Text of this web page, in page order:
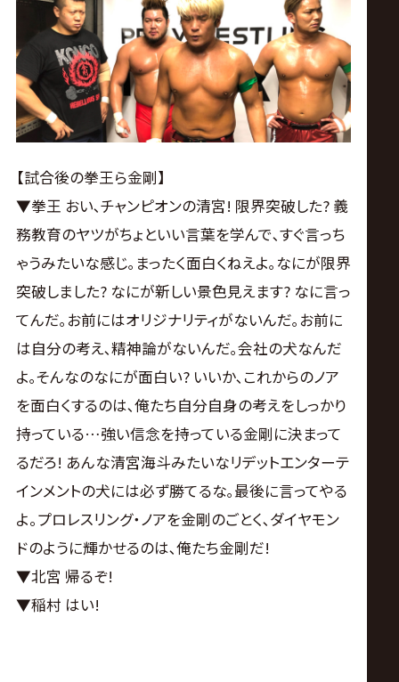
【試合後の拳王ら金剛】
▼拳王 おい､チャンピオンの清宮! 限界突破した? 義
務教育のヤツがちょといい言葉を学んで､すぐ言っち
ゃうみたいな感じ｡まったく面白くねえよ｡なにが限界
突破しました? なにが新しい景色見えます? なに言っ
てんだ｡お前にはオリジナリティがないんだ｡お前に
は自分の考え､精神論がないんだ｡会社の犬なんだ
よ｡そんなのなにが面白い? いいか､これからのノア
を面白くするのは､俺たち自分自身の考えをしっかり
持っている…強い信念を持っている金剛に決まって
るだろ! あんな清宮海斗みたいなリデットエンターテ
インメントの犬には必ず勝てるな｡最後に言ってやる
よ。プロレスリング・ノアを金剛のごとく､ダイヤモン
ドのように輝かせるのは､俺たち金剛だ!
▼北宮 帰るぞ!
▼稲村 はい!